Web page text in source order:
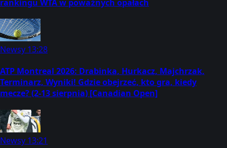
rankingu WTA w poważnych opałach
Newsy 13:28
ATP Montreal 2026: Drabinka, Hurkacz, Majchrzak,
Terminarz, Wyniki! Gdzie obejrzeć, kto gra, kiedy
mecze? (2-13 sierpnia) [Canadian Open]
Newsy 13:21